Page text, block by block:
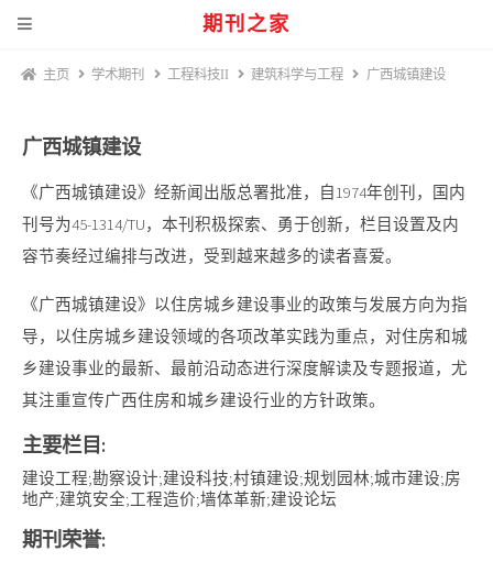
主页 学术期刊 工程科技II 建筑科学与工程 广西城镇建设
广西城镇建设
《广西城镇建设》经新闻出版总署批准，自1974年创刊，国内
刊号为45-1314/TU，本刊积极探索、勇于创新，栏目设置及内
容节奏经过编排与改进，受到越来越多的读者喜爱。
《广西城镇建设》以住房城乡建设事业的政策与发展方向为指
导，以住房城乡建设领域的各项改革实践为重点，对住房和城
乡建设事业的最新、最前沿动态进行深度解读及专题报道，尤
其注重宣传广西住房和城乡建设行业的方针政策。
主要栏目:
建设工程;勘察设计;建设科技;村镇建设;规划园林;城市建设;房
地产;建筑安全;工程造价;墙体革新;建设论坛
期刊荣誉:
期刊之家